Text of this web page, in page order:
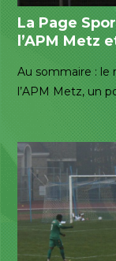
La Page
l’APM Metz
Au sommaire : le
l’APM Metz, un